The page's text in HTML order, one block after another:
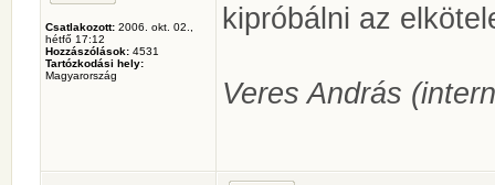
Csatlakozott: 2006. okt. 02.,
hétfő 17:12
Hozzászólások: 4531
Tartózkodási hely:
Magyarország
kipróbálni az
Veres András